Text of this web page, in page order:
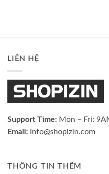
LIÊN HỆ
Support Time: Mon – Fri:
Email: info@shopizin.com
THÔNG TIN THÊM